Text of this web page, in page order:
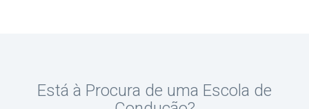
Está à Procura de uma Escola de